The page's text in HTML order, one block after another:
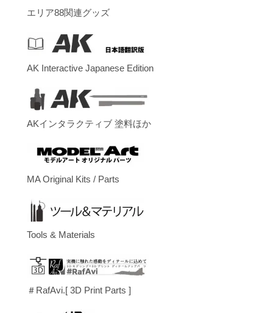
エリア88関連グッズ
AK Interactive Japanese Edition
AKインタラクティブ 塗料ほか
MA Original Kits / Parts
Tools & Materials
＃RafAvi.[ 3D Print Parts ]